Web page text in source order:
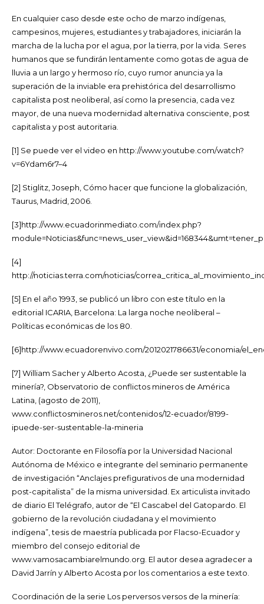
En cualquier caso desde este ocho de marzo indígenas,
campesinos, mujeres, estudiantes y trabajadores, iniciarán la
marcha de la lucha por el agua, por la tierra, por la vida. Seres
humanos que se fundirán lentamente como gotas de agua de
lluvia a un largo y hermoso río, cuyo rumor anuncia ya la
superación de la inviable era prehistórica del desarrollismo
capitalista post neoliberal, así como la presencia, cada vez
mayor, de una nueva modernidad alternativa consciente, post
capitalista y post autoritaria.
[1] Se puede ver el video en http://www.youtube.com/watch?
v=6Ydam6r7–4
[2] Stiglitz, Joseph, Cómo hacer que funcione la globalización,
Taurus, Madrid, 2006.
[3]http://www.ecuadorinmediato.com/index.php?
[4]
http://noticias.terra.com/noticias/
[5] En el año 1993, se publicó un libro con este título en la
editorial ICARIA, Barcelona: La larga noche neoliberal –
Políticas económicas de los 80.
[6]http://www.ecuadorenvivo.com/2012021786631/economia/
[7] William Sacher y Alberto Acosta, ¿Puede ser sustentable la
minería?, Observatorio de conflictos mineros de América
Latina, (agosto de 2011),
www.conflictosmineros.net/contenidos/12-ecuador/8199-
ipuede-ser-sustentable-la-mineria
Autor: Doctorante en Filosofía por la Universidad Nacional
Autónoma de México e integrante del seminario permanente
de investigación “Anclajes prefigurativos de una modernidad
post-capitalista” de la misma universidad. Ex articulista invitado
de diario El Telégrafo, autor de “El Cascabel del Gatopardo. El
gobierno de la revolución ciudadana y el movimiento
indígena”, tesis de maestría publicada por Flacso-Ecuador y
miembro del consejo editorial de
www.vamosacambiarelmundo.org. El autor desea agradecer a
David Jarrín y Alberto Acosta por los comentarios a este texto.
Coordinación de la serie Los perversos versos de la minería: